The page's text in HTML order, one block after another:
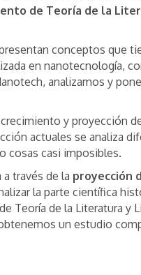
de Teoría de la
conceptos que
en nanotecnología,
analizamos y
y proyección
actuales se analiza
cosas casi imposibles.
través de la proyección
la parte científica
de la Literatura y
un estudio